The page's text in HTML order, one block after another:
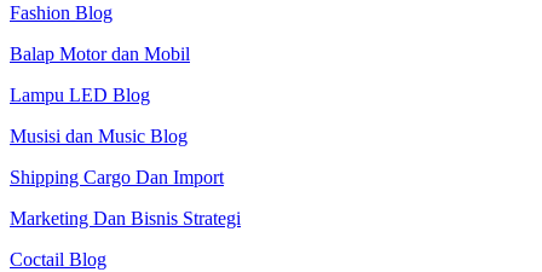
Fashion Blog
Balap Motor dan Mobil
Lampu LED Blog
Musisi dan Music Blog
Shipping Cargo Dan Import
Marketing Dan Bisnis Strategi
Coctail Blog